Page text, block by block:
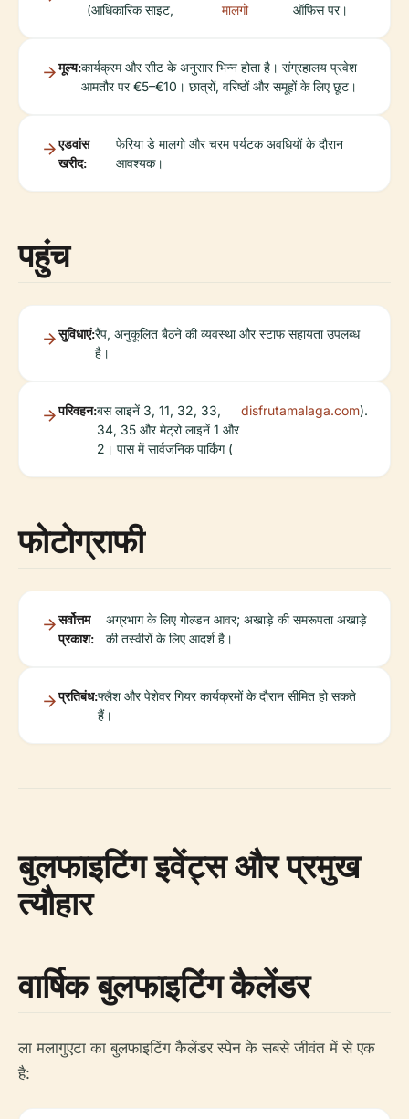
(आधिकारिक साइट,
मालगो
ऑफिस पर।
मूल्य:कार्यक्रम और सीट के अनुसार भिन्न होता है। संग्रहालय प्रवेश
आमतौर पर €5–€10। छात्रों, वरिष्ठों और समूहों के लिए छूट।
एडवांस
खरीद:
फेरिया डे मालगो और चरम पर्यटक अवधियों के दौरान
आवश्यक।
पहुंच
सुविधाएं:रैंप, अनुकूलित बैठने की व्यवस्था और स्टाफ सहायता उपलब्ध
है।
परिवहन:बस लाइनें 3, 11, 32, 33,
34, 35 और मेट्रो लाइनें 1 और
2। पास में सार्वजनिक पार्किंग (
disfrutamalaga.com).
फोटोग्राफी
सर्वोत्तम
प्रकाश:
अग्रभाग के लिए गोल्डन आवर; अखाड़े की समरूपता अखाड़े
की तस्वीरों के लिए आदर्श है।
प्रतिबंध:फ्लैश और पेशेवर गियर कार्यक्रमों के दौरान सीमित हो सकते
हैं।
बुलफाइटिंग इवेंट्स और प्रमुख
त्यौहार
वार्षिक बुलफाइटिंग कैलेंडर
ला मलागुएटा का बुलफाइटिंग कैलेंडर स्पेन के सबसे जीवंत में से एक
है: